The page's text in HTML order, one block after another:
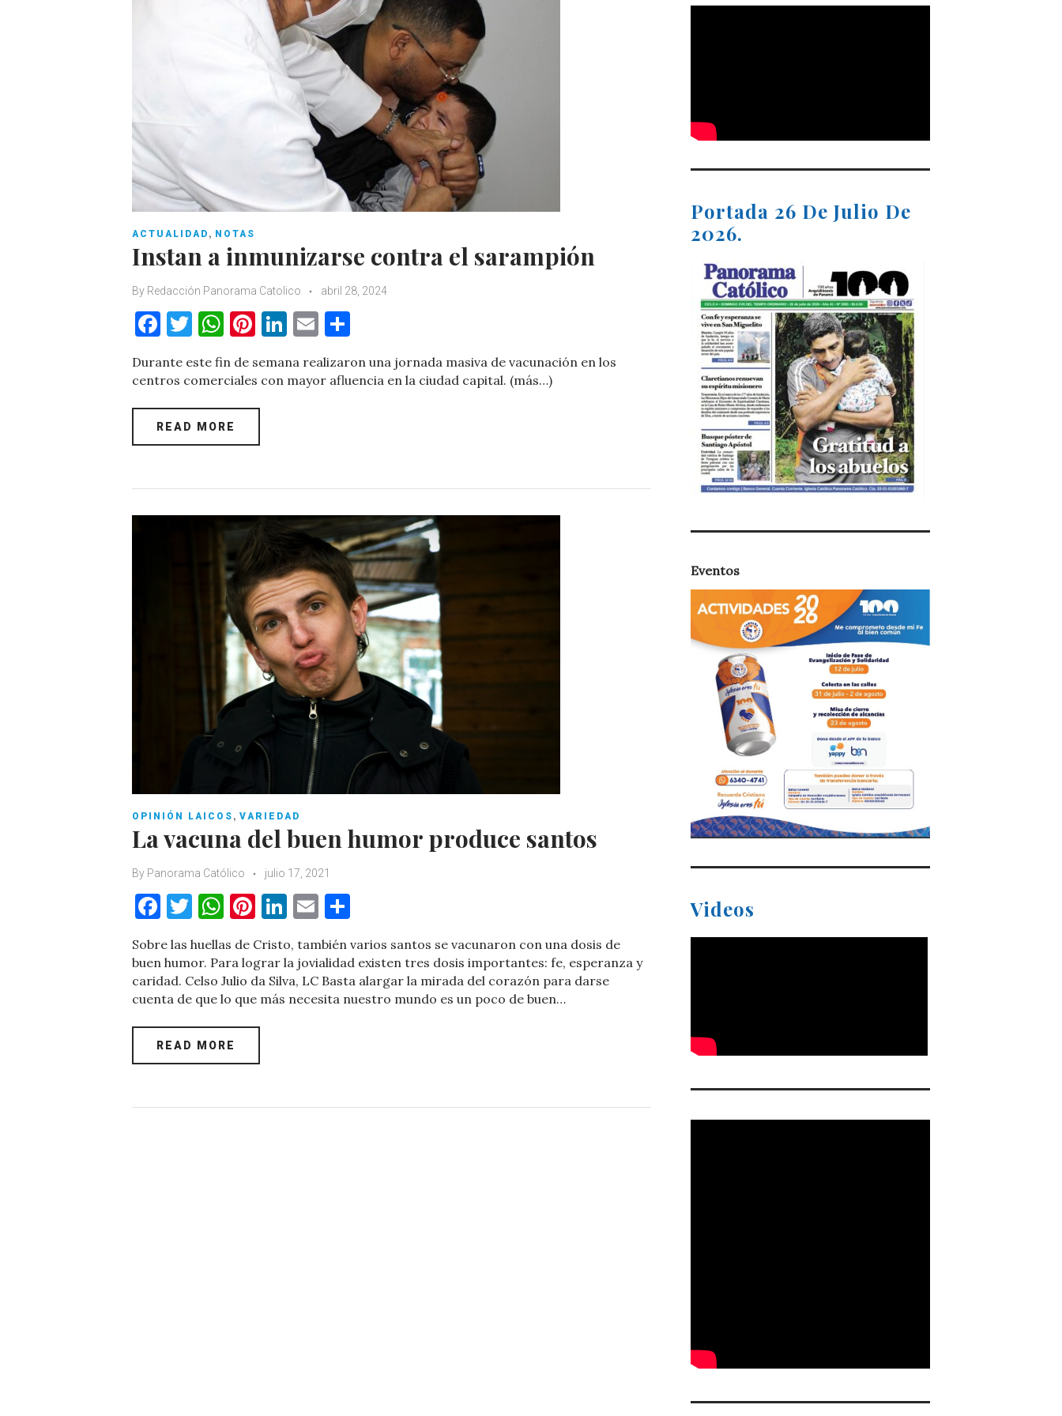
ACTUALIDAD , NOTAS
Instan a inmunizarse contra el sarampión
By Redacción Panorama Catolico abril 28, 2024
F
c
e
b
o
T
it
te
r
W
at
s
A
p
Pi
er
es
Li
k
E
m
ai m
Durante este fin de semana realizaron una jornada masiva de vacunación en los
centros comerciales con mayor afluencia en la ciudad capital. (más…)
READ MORE
OPINIÓN LAICOS , VARIEDAD
La vacuna del buen humor produce santos
By Panorama Católico julio 17, 2021
F
a
c
e
b
o
o
T
w
it
te
r
W
at
s
A
p
p
Pi
nt
er
es
t
Li
k
e
dI
E
m
ai
l
m
p
ar
Sobre las huellas de Cristo, también varios santos se vacunaron con una dosis de
buen humor. Para lograr la jovialidad existen tres dosis importantes: fe, esperanza y
caridad. Celso Julio da Silva, LC Basta alargar la mirada del corazón para darse
cuenta de que lo que más necesita nuestro mundo es un poco de buen…
READ MORE
Portada 26 De Julio De
2026.
Eventos
Videos